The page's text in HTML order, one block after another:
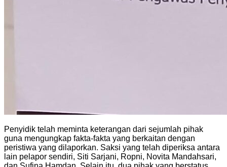
Penyidik telah meminta keterangan dari sejumlah pihak
guna mengungkap fakta-fakta yang berkaitan dengan
peristiwa yang dilaporkan. Saksi yang telah diperiksa antara
lain pelapor sendiri, Siti Sarjani, Ropni, Novita Mandahsari,